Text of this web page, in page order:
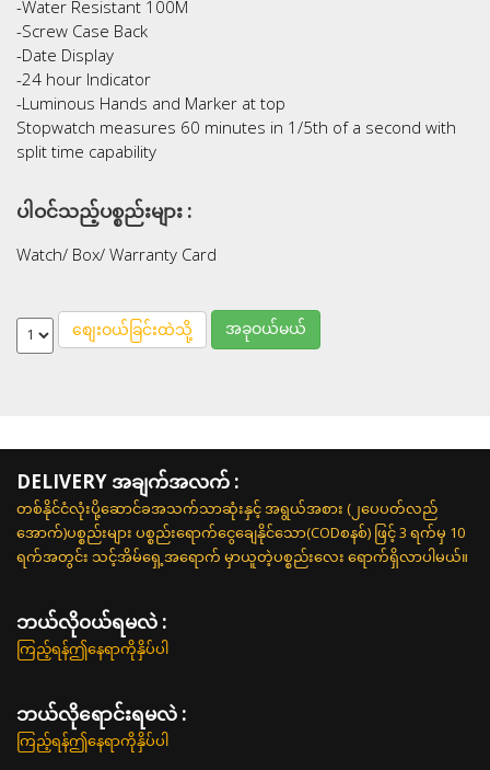
-Water Resistant 100M
-Screw Case Back
-Date Display
-24 hour Indicator
-Luminous Hands and Marker at top
Stopwatch measures 60 minutes in 1/5th of a second with
split time capability
ပါဝင်သည့်ပစ္စည်းများ :
Watch/ Box/ Warranty Card
စျေးဝယ်ခြင်းထဲသို့ အခုဝယ်မယ်
DELIVERY အချက်အလက် :
တစ်နိုင်ငံလုံးပို့ဆောင်ခအသက်သာဆုံးနှင့် အရွယ်အစား (၂ပေပတ်လည်
အောက်)ပစ္စည်းများ ပစ္စည်းရောက်ငွေချေနိုင်သော(CODစနစ်) ဖြင့် 3 ရက်မှ 10
ရက်အတွင်း သင့်အိမ်ရှေ့အရောက် မှာယူတဲ့ပစ္စည်းလေး ရောက်ရှိလာပါမယ်။
ဘယ်လို၀ယ်ရမလဲ :
ကြည့်ရန်ဤနေရာကိုနှိပ်ပါ
ဘယ်လိုရောင်းရမလဲ :
ကြည့်ရန်ဤနေရာကိုနှိပ်ပါ